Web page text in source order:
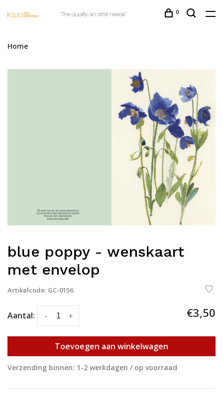
0
Home
blue poppy - wenskaart
met envelop
Artikelcode: GC-0156
Aantal: +
- €3,50
Toevoegen aan winkelwagen
Verzending binnen: 1-2 werkdagen / op voorraad